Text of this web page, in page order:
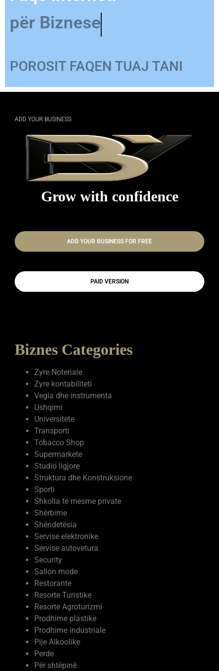
Faqe interneti
Grow with confidence
PAID VERSION
Zyre kontabiliteti
Vegla dhe instrumenta
Ushqimi
Universitete
Transporti
Tobacco Shop
Supermarkete
Studio ligjore
Struktura dhe Konstruksione
Sporti
Shkolla te mesme private
Shërbime
Shëndetësia
Servise elektronike
Servise autovetura
Security
Sallon mode
Restorante
Resorte Turistike
Resorte Agroturizmi
Prodhime plastike
Prodhime industriale
Pije Alkoolike
Perde
Për shtëpinë
Pasuri te paluajteshme